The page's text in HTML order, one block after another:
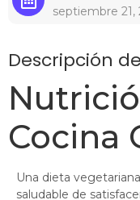
septiembre 21,
Descripción
Cocina
Una dieta
saludable de